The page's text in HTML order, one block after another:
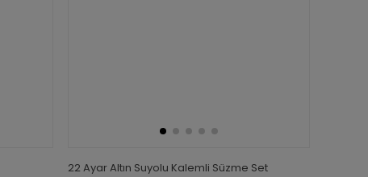
22 Ayar Altın Suyolu Kalemli Süzme Set